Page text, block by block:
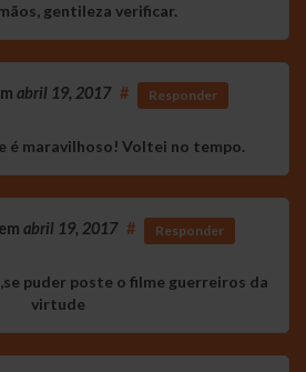
gentileza verificar.
abril 19, 2017 # Responder
é maravilhoso! Voltei no tempo.
em abril 19, 2017 # Responder
puder poste o filme guerreiros da
virtude